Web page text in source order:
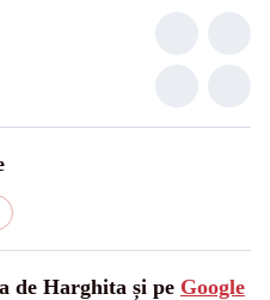
de Harghita și pe Google